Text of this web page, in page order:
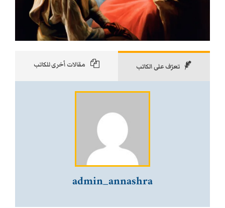
تعرّف على الكاتب مقالات أخرى للكاتب
admin_annashra